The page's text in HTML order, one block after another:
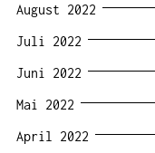
August 2022
Juli 2022
Juni 2022
Mai 2022
April 2022